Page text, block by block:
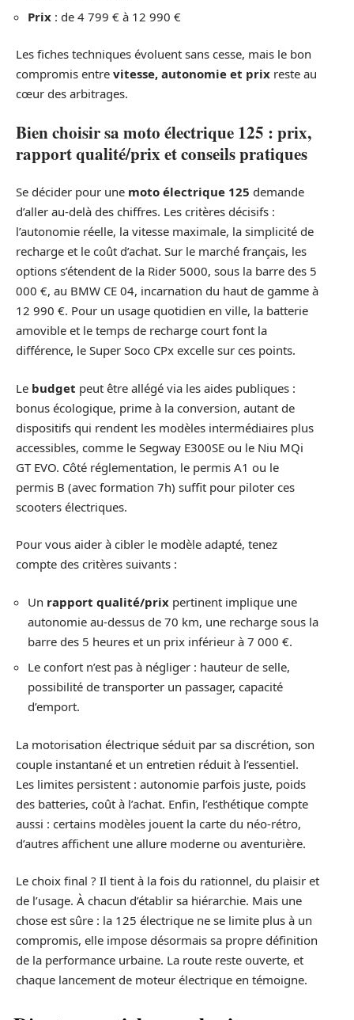
Prix : de 4 799 € à 12 990 €
Les fiches techniques évoluent sans cesse, mais le bon
compromis entre vitesse, autonomie et prix reste au
cœur des arbitrages.
Bien choisir sa moto électrique 125 : prix,
rapport qualité/prix et conseils pratiques
Se décider pour une moto électrique 125 demande
d’aller au-delà des chiffres. Les critères décisifs :
l’autonomie réelle, la vitesse maximale, la simplicité de
recharge et le coût d’achat. Sur le marché français, les
options s’étendent de la Rider 5000, sous la barre des 5
000 €, au BMW CE 04, incarnation du haut de gamme à
12 990 €. Pour un usage quotidien en ville, la batterie
amovible et le temps de recharge court font la
différence, le Super Soco CPx excelle sur ces points.
Le budget peut être allégé via les aides publiques :
bonus écologique, prime à la conversion, autant de
dispositifs qui rendent les modèles intermédiaires plus
accessibles, comme le Segway E300SE ou le Niu MQi
GT EVO. Côté réglementation, le permis A1 ou le
permis B (avec formation 7h) suffit pour piloter ces
scooters électriques.
Pour vous aider à cibler le modèle adapté, tenez
compte des critères suivants :
Un rapport qualité/prix pertinent implique une
autonomie au-dessus de 70 km, une recharge sous la
barre des 5 heures et un prix inférieur à 7 000 €.
Le confort n’est pas à négliger : hauteur de selle,
possibilité de transporter un passager, capacité
d’emport.
La motorisation électrique séduit par sa discrétion, son
couple instantané et un entretien réduit à l’essentiel.
Les limites persistent : autonomie parfois juste, poids
des batteries, coût à l’achat. Enfin, l’esthétique compte
aussi : certains modèles jouent la carte du néo-rétro,
d’autres affichent une allure moderne ou aventurière.
Le choix final ? Il tient à la fois du rationnel, du plaisir et
de l’usage. À chacun d’établir sa hiérarchie. Mais une
chose est sûre : la 125 électrique ne se limite plus à un
compromis, elle impose désormais sa propre définition
de la performance urbaine. La route reste ouverte, et
chaque lancement de moteur électrique en témoigne.